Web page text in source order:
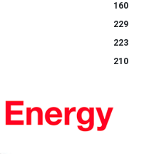
160
229
223
210